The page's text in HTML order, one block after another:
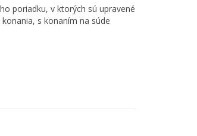
poriadku, v ktorých sú upravené
s konaním na súde